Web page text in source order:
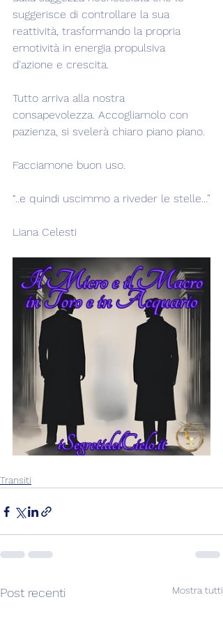
suggerisce di controllare la sua
reattività, trasformando la propria
emotività in energia propulsiva
d'azione e crescita.
Tutto arriva alla nostra
consapevolezza. Accogliamolo con
pazienza, si svelerà chiaro piano piano.
Facciamone buon uso.
“..e quindi uscimmo a riveder le stelle...”
Liana Celesti
Transiti
Post recenti Mostra tutti